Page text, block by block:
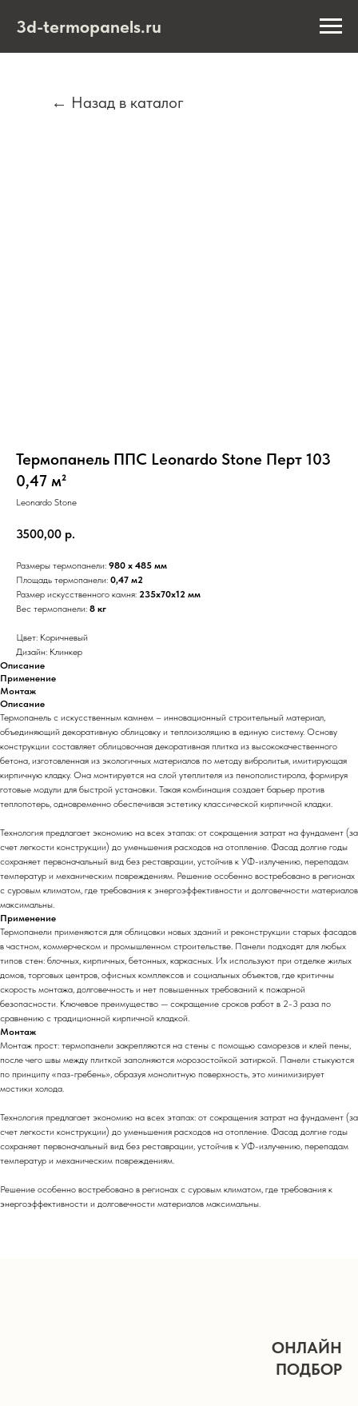
3d-termopanels.ru
← Назад в каталог
Термопанель ППС Leonardo Stone Перт 103
0,47 м²
Leonardo Stone
3500,00 р.
Размеры термопанели: 980 х 485 мм
Площадь термопанели: 0,47 м2
Размер искусственного камня: 235х70х12 мм
Вес термопанели: 8 кг
Цвет: Коричневый
Дизайн: Клинкер
Описание
Применение
Монтаж
Описание
Термопанель с искусственным камнем – инновационный строительный материал,
объединяющий декоративную облицовку и теплоизоляцию в единую систему. Основу
конструкции составляет облицовочная декоративная плитка из высококачественного
бетона, изготовленная из экологичных материалов по методу вибролитья, имитирующая
кирпичную кладку. Она монтируется на слой утеплителя из пенополистирола, формируя
готовые модули для быстрой установки. Такая комбинация создает барьер против
теплопотерь, одновременно обеспечивая эстетику классической кирпичной кладки.
Технология предлагает экономию на всех этапах: от сокращения затрат на фундамент (за
счет легкости конструкции) до уменьшения расходов на отопление. Фасад долгие годы
сохраняет первоначальный вид без реставрации, устойчив к УФ-излучению, перепадам
температур и механическим повреждениям. Решение особенно востребовано в регионах
с суровым климатом, где требования к энергоэффективности и долговечности материалов
максимальны.
Применение
Термопанели применяются для облицовки новых зданий и реконструкции старых фасадов
в частном, коммерческом и промышленном строительстве. Панели подходят для любых
типов стен: блочных, кирпичных, бетонных, каркасных. Их используют при отделке жилых
домов, торговых центров, офисных комплексов и социальных объектов, где критичны
скорость монтажа, долговечность и нет повышенных требований к пожарной
безопасности. Ключевое преимущество — сокращение сроков работ в 2-3 раза по
сравнению с традиционной кирпичной кладкой.
Монтаж
Монтаж прост: термопанели закрепляются на стены с помощью саморезов и клей пены,
после чего швы между плиткой заполняются морозостойкой затиркой. Панели стыкуются
по принципу «паз-гребень», образуя монолитную поверхность, это минимизирует
мостики холода.
Технология предлагает экономию на всех этапах: от сокращения затрат на фундамент (за
счет легкости конструкции) до уменьшения расходов на отопление. Фасад долгие годы
сохраняет первоначальный вид без реставрации, устойчив к УФ-излучению, перепадам
температур и механическим повреждениям.
Решение особенно востребовано в регионах с суровым климатом, где требования к
энергоэффективности и долговечности материалов максимальны.
ОНЛАЙН
ПОДБОР